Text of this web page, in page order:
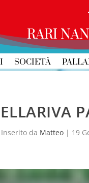
RARI
SOCIETÀ
Inserito da Matteo | 19